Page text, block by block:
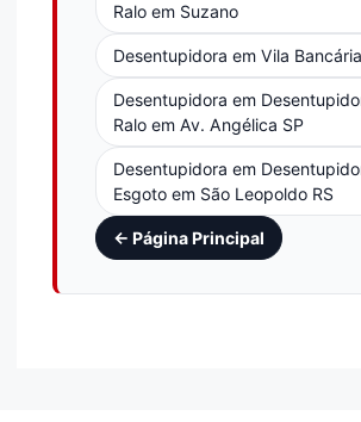
Ralo em Suzano
Desentupidora em Vila
Desentupidora em
Ralo em Av. Angélica SP
Desentupidora em
Esgoto em São Leopoldo RS
← Página Principal